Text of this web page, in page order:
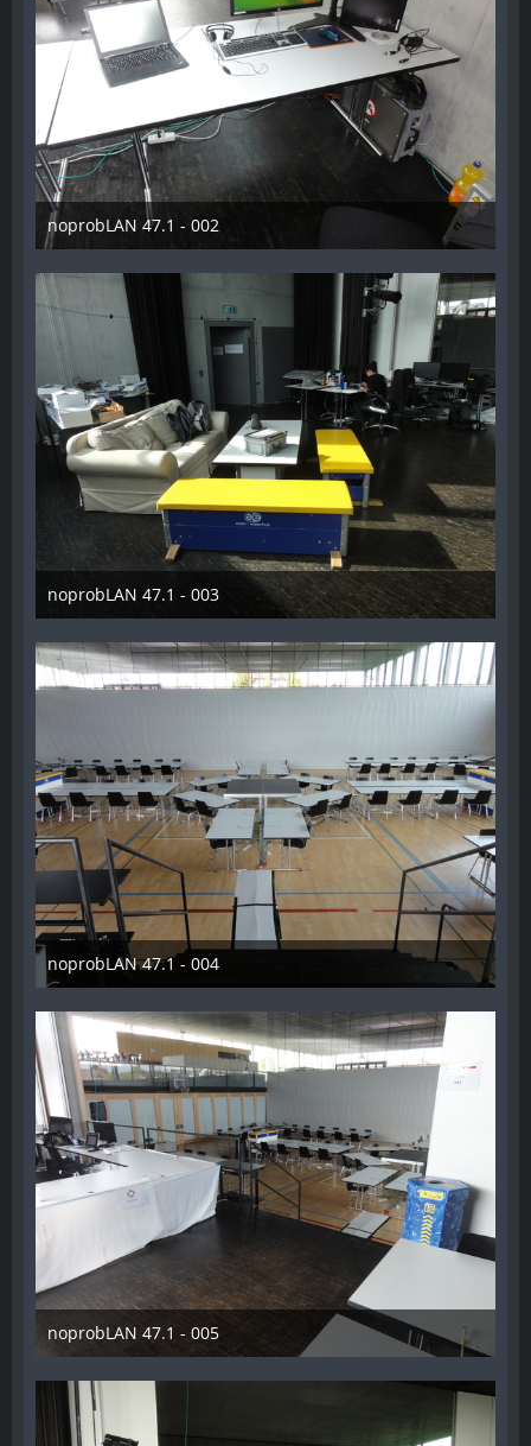
noprobLAN 47.1 - 002
26. Oktober 2014
noprobLAN 47.1 - 003
26. Oktober 2014
noprobLAN 47.1 - 004
26. Oktober 2014
noprobLAN 47.1 - 005
26. Oktober 2014